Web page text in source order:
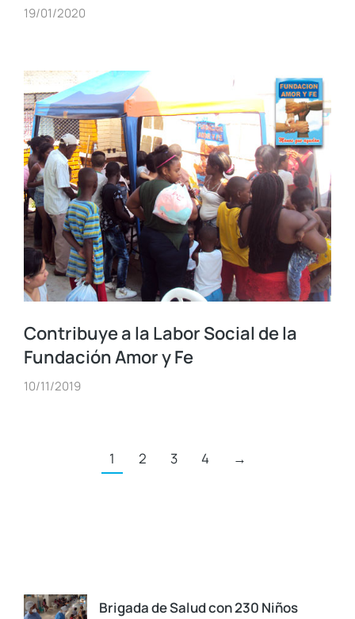
19/01/2020
Contribuye a la Labor Social de la
Fundación Amor y Fe
10/11/2019
1 2 3 4 →
Brigada de Salud con 230 Niños